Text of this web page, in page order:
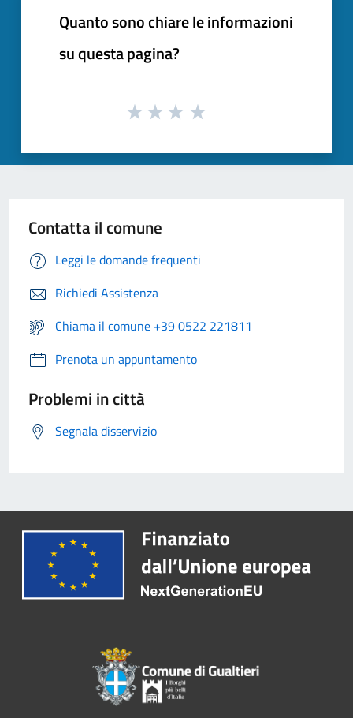
Quanto sono chiare le informazioni
su questa pagina?
Contatta il comune
Leggi le domande frequenti
Richiedi Assistenza
Chiama il comune +39 0522 221811
Prenota un appuntamento
Problemi in città
Segnala disservizio